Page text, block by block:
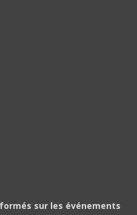
sur les événements